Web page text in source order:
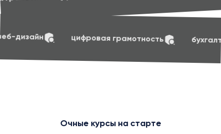
soft skills маркетинг веб-дизайн
Очные курсы на старте